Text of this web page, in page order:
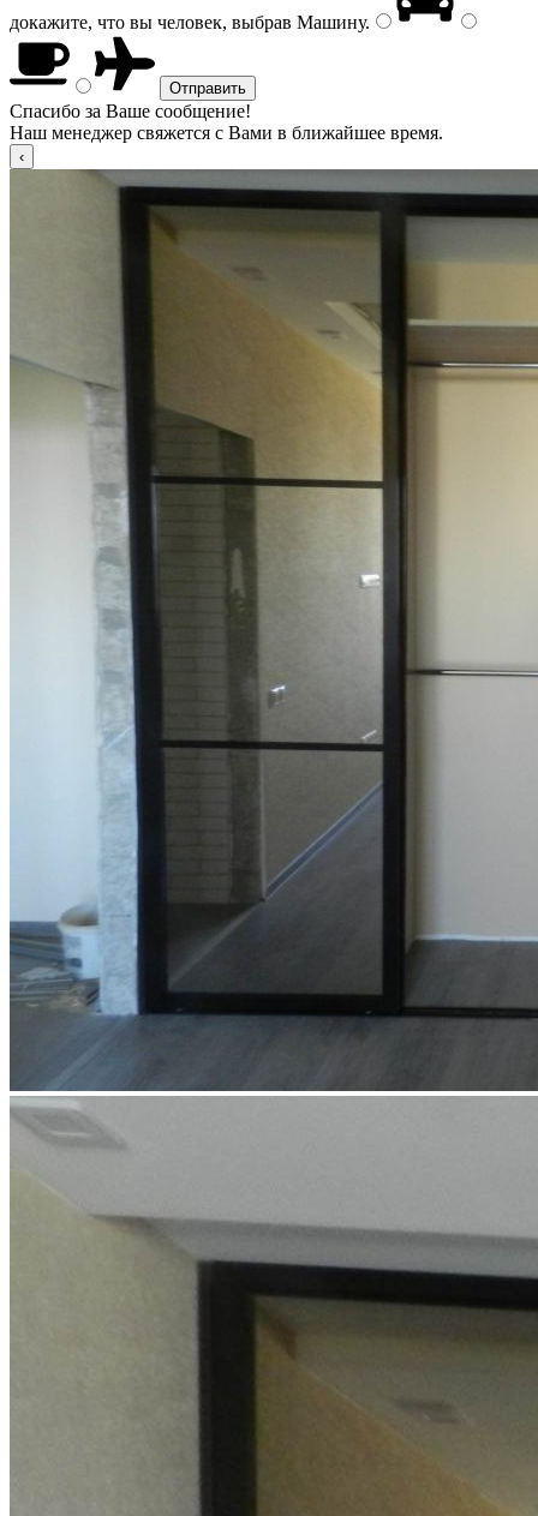
докажите, что вы человек, выбрав Машину.
Спасибо за Ваше сообщение!
Наш менеджер свяжется с Вами в ближайшее время.